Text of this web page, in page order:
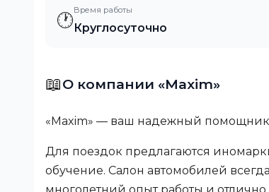
🕐Время работы
Круглосуточно
📖О компании «Maxim»
«Maxim» — ваш надежный помощник
Для поездок предлагаются
обучение. Салон автомобилей